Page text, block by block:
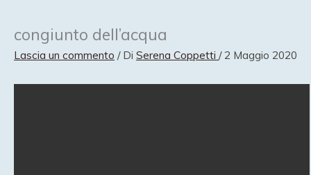
congiunto dell’acqua
Lascia un commento / Di Serena Coppetti / 2 Maggio 2020